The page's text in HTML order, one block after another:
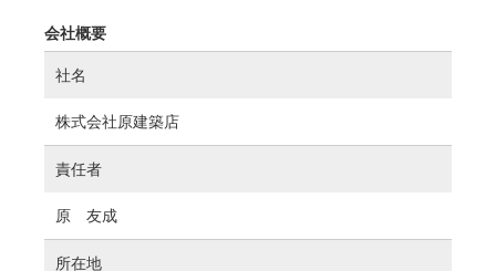
会社概要
社名
株式会社原建築店
責任者
原 友成
所在地